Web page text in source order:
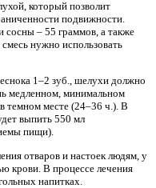
который позволит
подвижности.
сосны – 55 граммов, а также
нужно использовать
1–2 зуб., шелухи должно
медленном, минимальном
темном месте (24–36 ч.). В
выпить 550 мл
пищи).
отваров и настоек людям, у
крови. В процессе лечения
напитках.